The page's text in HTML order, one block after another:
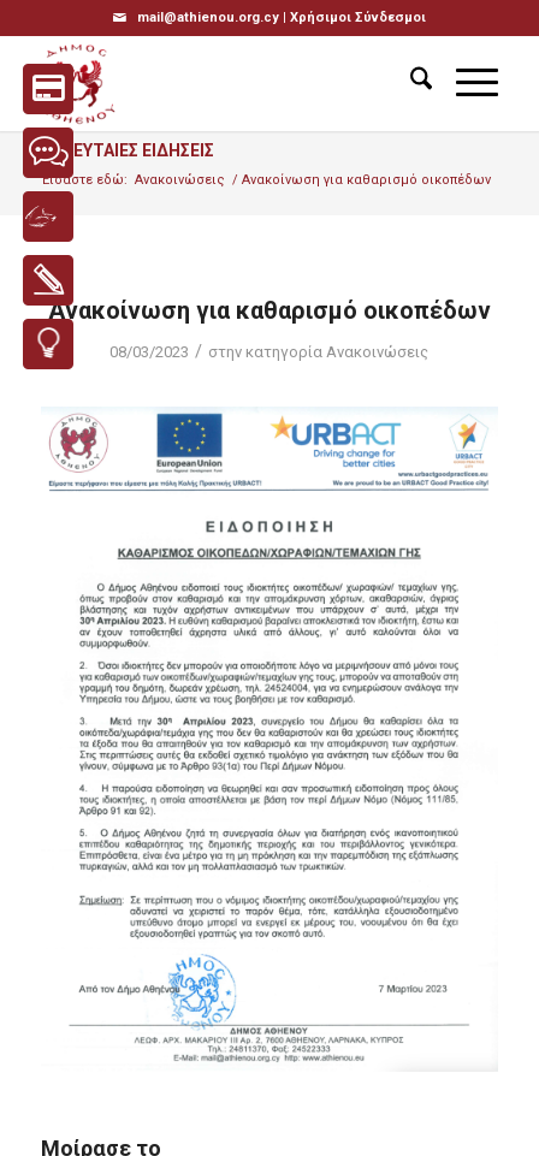
mail@athienou.org.cy | Χρήσιμοι Σύνδεσμοι
ΤΕΛΕΥΤΑΙΕΣ ΕΙΔΗΣΕΙΣ
Είσαστε εδώ: Ανακοινώσεις / Ανακοίνωση για καθαρισμό οικοπέδων
Ανακοίνωση για καθαρισμό οικοπέδων
08/03/2023 / στην κατηγορίαΑνακοινώσεις
Μοίρασε το